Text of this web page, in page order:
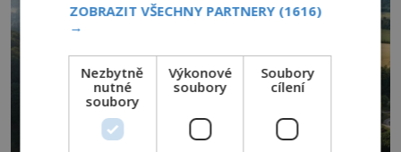
ZOBRAZIT VŠECHNY PARTNERY (1616)
→
Nezbytně
nutné
soubory
Výkonové
soubory
Soubory
cílení